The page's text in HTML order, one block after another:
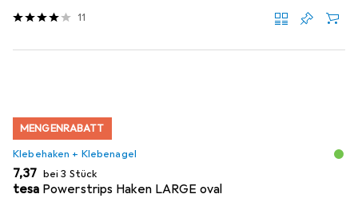
11
MENGENRABATT
Klebehaken + Klebenagel
EUR
7,37 bei 3 Stück
tesa Powerstrips Haken LARGE oval